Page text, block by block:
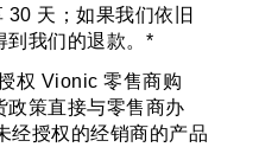
30 天；如果我们依旧
到我们的退款。*
权 Vionic 零售商购
政策直接与零售商办
经授权的经销商的产品